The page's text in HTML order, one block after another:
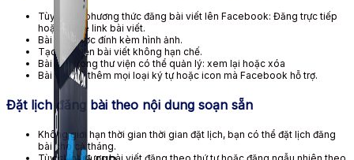
Tùy chỉnh phương thức đăng bài viết lên Facebook: Đăng trực tiếp
hoặc share link bài viết.
Bài viết được đính kèm hình ảnh.
Tạo thư viện bài viết không hạn chế.
Bài viết trong thư viện có thể quản lý: xem lại hoặc xóa
Bài viết có thêm mọi loại ký tự hoặc icon mà Facebook hỗ trợ.
Đặt lịch đăng bài theo nội dung soạn sẵn
Không giới hạn thời gian thời gian đặt lịch, bạn có thể đặt lịch đăng
bài cho cả tháng.